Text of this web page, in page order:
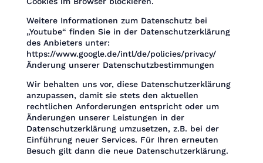
Weitere Informationen zum Datenschutz bei
„Youtube“ finden Sie in der Datenschutzerklärung
des Anbieters unter:
https://www.google.de/intl/de/policies/privacy/
Änderung unserer Datenschutzbestimmungen
Wir behalten uns vor, diese Datenschutzerklärung
anzupassen, damit sie stets den aktuellen
rechtlichen Anforderungen entspricht oder um
Änderungen unserer Leistungen in der
Datenschutzerklärung umzusetzen, z.B. bei der
Einführung neuer Services. Für Ihren erneuten
Besuch gilt dann die neue Datenschutzerklärung.